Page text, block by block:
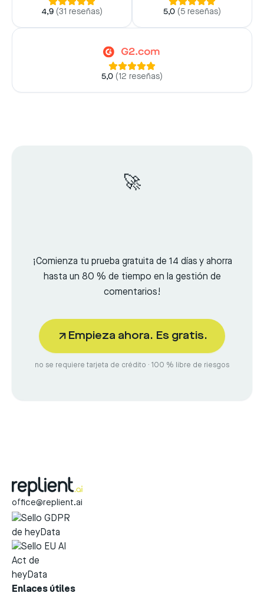
4,9(31 reseñas) 5,0 (5 reseñas)
5,0 (12 reseñas)
🚀
¡Comienza tu prueba gratuita de 14 días y ahorra
hasta un 80 % de tiempo en la gestión de
comentarios!
Empieza ahora. Es gratis.
no se requiere tarjeta de crédito · 100 % libre de riesgos
office@replient.ai
Enlaces útiles